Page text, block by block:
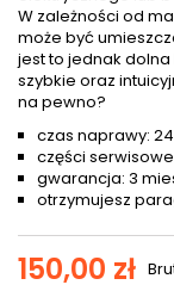
W zależności od
może być
jest to jednak
szybkie oraz
na pewno?
czas naprawy:
części
gwarancja: 3
otrzymujesz
150,00 zł